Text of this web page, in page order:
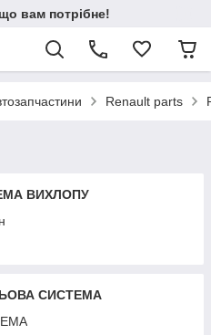
вам потрібне!
Renault parts
ВИХЛОПУ
СИСТЕМА